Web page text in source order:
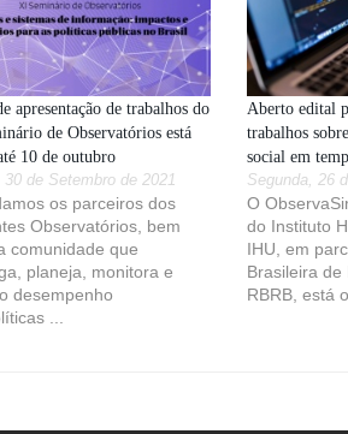
apresentação de trabalhos do
de Observatórios está
10 de outubro
30 de Setembro de 2021
os parceiros dos
Observatórios, bem
comunidade que
planeja, monitora e
desempenho
...
Aberto edital
trabalhos
social em
Segunda, 26
O
do Instituto
IHU, em
Brasileira de
RBRB, está